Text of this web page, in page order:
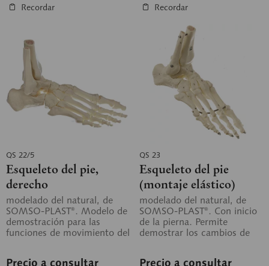
Recordar Recordar
QS 22/5
Esqueleto del pie,
derecho
(articulaciones
móviles)
modelado del natural, de
SOMSO-PLAST®. Modelo de
demostración para las
funciones de movimiento del
Precio a consultar
QS 23
Esqueleto del pie
(montaje elástico)
modelado del natural, de
SOMSO-PLAST®. Con inicio
de la pierna. Permite
demostrar los cambios de
Precio a consultar